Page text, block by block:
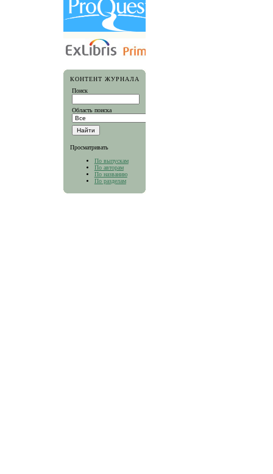
КОНТЕНТ ЖУРНАЛА
Поиск
Область поиска
Просматривать
По выпускам
По авторам
По названию
По разделам